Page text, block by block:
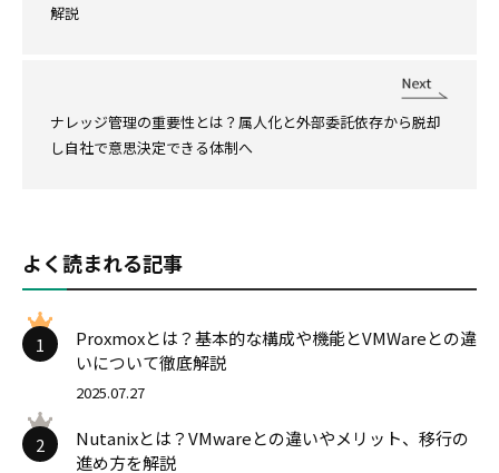
解説
ナレッジ管理の重要性とは？属人化と外部委託依存から脱却
し自社で意思決定できる体制へ
よく読まれる記事
1
Proxmoxとは？基本的な構成や機能とVMWareとの違
いについて徹底解説
2025.07.27
2
Nutanixとは？VMwareとの違いやメリット、移行の
進め方を解説